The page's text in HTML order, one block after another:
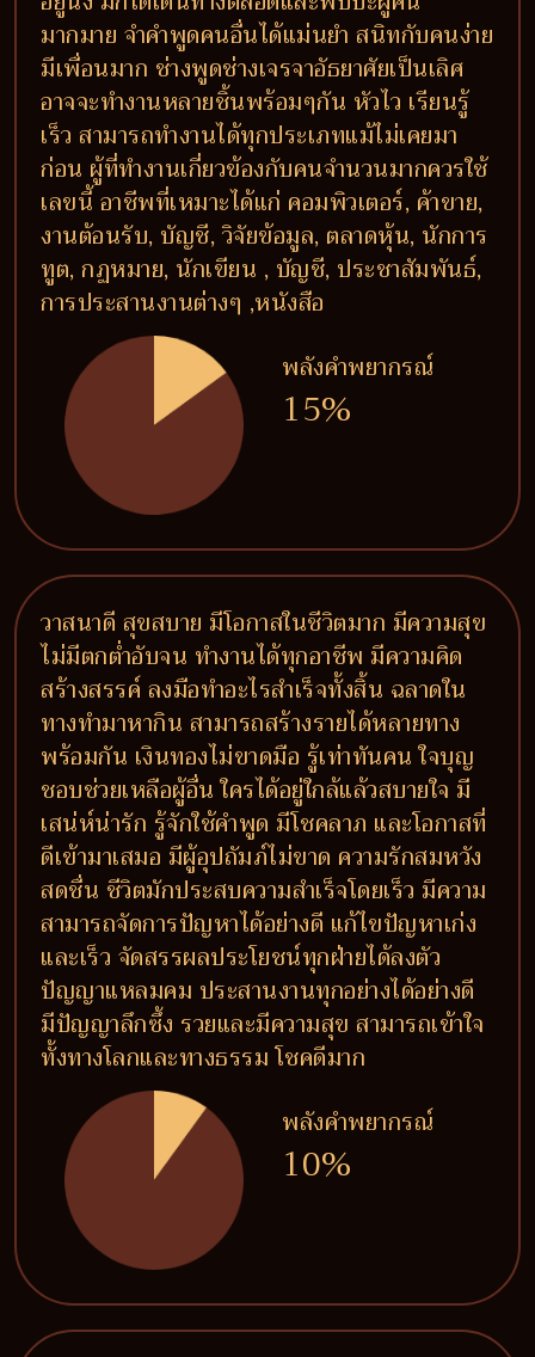
มากมาย จำคำพูดคนอื่นได้แม่นยำ สนิทกับคนง่าย
มีเพื่อนมาก ช่างพูดช่างเจรจาอัธยาศัยเป็นเลิศ
อาจจะทำงานหลายชิ้นพร้อมๆกัน หัวไว เรียนรู้
เร็ว สามารถทำงานได้ทุกประเภทแม้ไม่เคยมา
ก่อน ผู้ที่ทำงานเกี่ยวข้องกับคนจำนวนมากควรใช้
เลขนี้ อาชีพที่เหมาะได้แก่ คอมพิวเตอร์, ค้าขาย,
งานต้อนรับ, บัญชี, วิจัยข้อมูล, ตลาดหุ้น, นักการ
ทูต, กฏหมาย, นักเขียน , บัญชี, ประชาสัมพันธ์,
การประสานงานต่างๆ ,หนังสือ
พลังคำพยากรณ์
15%
วาสนาดี สุขสบาย มีโอกาสในชีวิตมาก มีความสุข
ไม่มีตกต่ำอับจน ทำงานได้ทุกอาชีพ มีความคิด
สร้างสรรค์ ลงมือทำอะไรสำเร็จทั้งสิ้น ฉลาดใน
ทางทำมาหากิน สามารถสร้างรายได้หลายทาง
พร้อมกัน เงินทองไม่ขาดมือ รู้เท่าทันคน ใจบุญ
ชอบช่วยเหลือผู้อื่น ใครได้อยู่ใกล้แล้วสบายใจ มี
เสน่ห์น่ารัก รู้จักใช้คำพูด มีโชคลาภ และโอกาสที่
ดีเข้ามาเสมอ มีผู้อุปถัมภ์ไม่ขาด ความรักสมหวัง
สดชื่น ชีวิตมักประสบความสำเร็จโดยเร็ว มีความ
สามารถจัดการปัญหาได้อย่างดี แก้ไขปัญหาเก่ง
และเร็ว จัดสรรผลประโยชน์ทุกฝ่ายได้ลงตัว
ปัญญาแหลมคม ประสานงานทุกอย่างได้อย่างดี
มีปัญญาลึกซึ้ง รวยและมีความสุข สามารถเข้าใจ
ทั้งทางโลกและทางธรรม โชคดีมาก
พลังคำพยากรณ์
10%